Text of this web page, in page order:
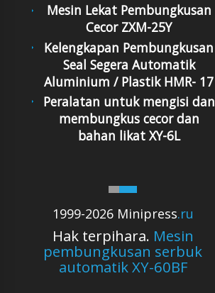
1999-2026 Minipress.ru
Hak terpihara. Mesin
pembungkusan serbuk
automatik XY-60BF
Mesin Lekat Pembungkusan
Cecor ZXM-25Y
Kelengkapan Pembungkusan
Seal Segera Automatik
Aluminium / Plastik HMR- 17
Peralatan untuk mengisi dan
membungkus cecor dan
bahan likat XY-6L